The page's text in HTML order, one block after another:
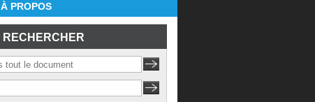
À PROPOS
RECHERCHER